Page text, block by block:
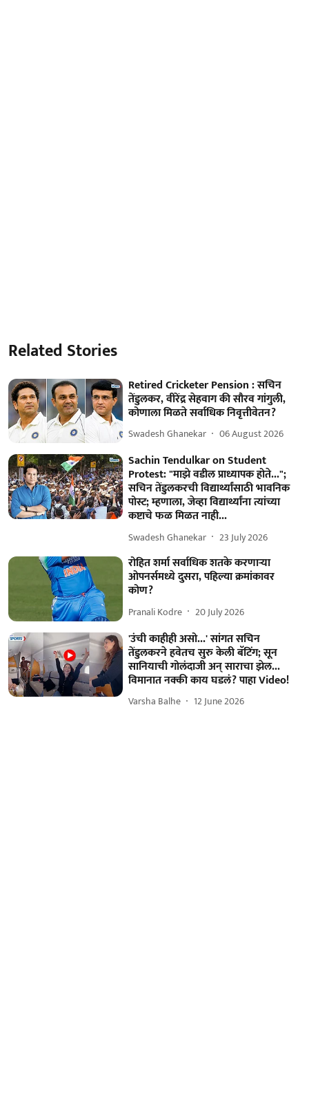
Related Stories
Retired Cricketer Pension : सचिन
तेंडुलकर, वीरेंद्र सेहवाग की सौरव गांगुली,
कोणाला मिळते सर्वाधिक निवृत्तीवेतन?
Swadesh Ghanekar 06 August 2026
Sachin Tendulkar on Student
Protest: "माझे वडील प्राध्यापक होते...";
सचिन तेंडुलकरची विद्यार्थ्यांसाठी भावनिक
पोस्ट; म्हणाला, जेव्हा विद्यार्थ्यांना त्यांच्या
कष्टाचे फळ मिळत नाही...
Swadesh Ghanekar 23 July 2026
रोहित शर्मा सर्वाधिक शतके करणाऱ्या
ओपनर्समध्ये दुसरा, पहिल्या क्रमांकावर
कोण?
Pranali Kodre 20 July 2026
'उंची काहीही असो...' सांगत सचिन
तेंडुलकरने हवेतच सुरु केली बॅटिंग; सून
सानियाची गोलंदाजी अन् साराचा झेल...
विमानात नक्की काय घडलं? पाहा Video!
Varsha Balhe 12 June 2026